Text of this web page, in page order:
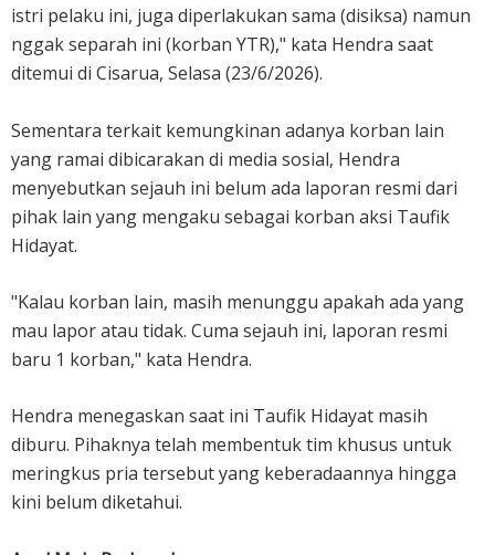
istri pelaku ini, juga diperlakukan sama (disiksa) namun
nggak separah ini (korban YTR)," kata Hendra saat
ditemui di Cisarua, Selasa (23/6/2026).
Sementara terkait kemungkinan adanya korban lain
yang ramai dibicarakan di media sosial, Hendra
menyebutkan sejauh ini belum ada laporan resmi dari
pihak lain yang mengaku sebagai korban aksi Taufik
Hidayat.
"Kalau korban lain, masih menunggu apakah ada yang
mau lapor atau tidak. Cuma sejauh ini, laporan resmi
baru 1 korban," kata Hendra.
Hendra menegaskan saat ini Taufik Hidayat masih
diburu. Pihaknya telah membentuk tim khusus untuk
meringkus pria tersebut yang keberadaannya hingga
kini belum diketahui.